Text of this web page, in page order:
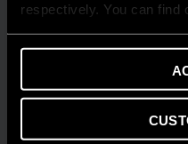
respectively. You can find
Quanto consuma